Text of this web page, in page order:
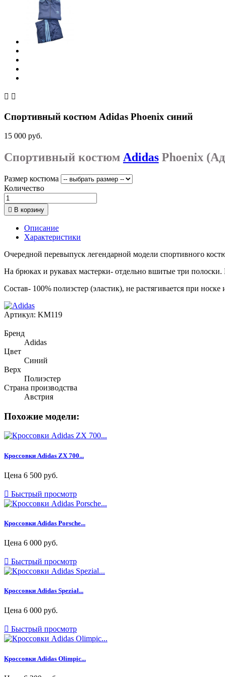
 
Спортивный костюм Adidas Phoenix синий
15 000 руб.
Спортивный костюм Adidas Phoenix
Размер костюма
Количество
 В корзину
Описание
Характеристики
Очередной перевыпуск легендарной модели спортивного
На брюках и рукавах мастерки- отдельно вшитые три
Состав- 100% полиэстер (эластик), не растягивается при
Артикул: KM119
Бренд
Adidas
Цвет
Синий
Верх
Полиэстер
Страна производства
Австрия
Похожие модели:
Кроссовки Adidas ZX 700...
Цена 6 500 руб.
 Быстрый просмотр
Кроссовки Adidas Porsche...
Цена 6 000 руб.
 Быстрый просмотр
Кроссовки Adidas Spezial...
Цена 6 000 руб.
 Быстрый просмотр
Кроссовки Adidas Olimpic...